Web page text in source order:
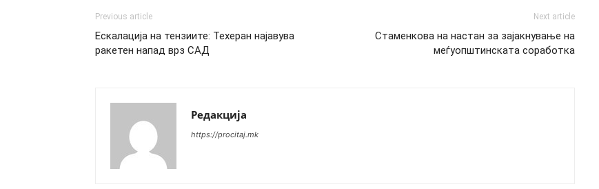
Previous article
Ескалација на тензиите: Техеран најавува
ракетен напад врз САД
Next article
Стаменкова на настан за зајакнување на
меѓуопштинската соработка
Редакција
https://procitaj.mk